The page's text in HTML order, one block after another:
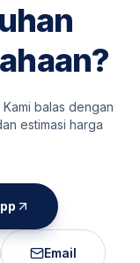
balas dengan
estimasi harga
Email